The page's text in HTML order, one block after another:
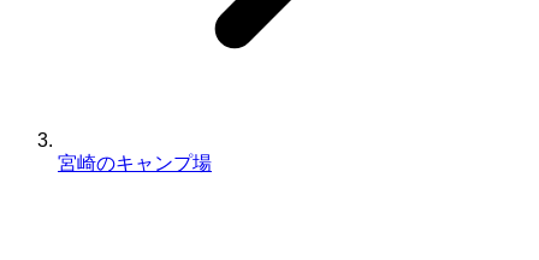
宮崎のキャンプ場